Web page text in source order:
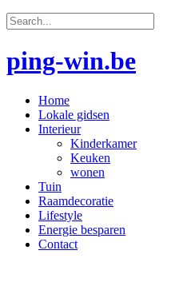
ping-win.be
Home
Lokale gidsen
Interieur
Kinderkamer
Keuken
wonen
Tuin
Raamdecoratie
Lifestyle
Energie besparen
Contact